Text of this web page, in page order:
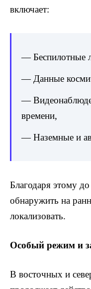
включает:
— Беспилотные
— Данные
—
времени,
— Наземные и
Благодаря этому
обнаружить на
локализовать.
Особый режим и
В восточных и